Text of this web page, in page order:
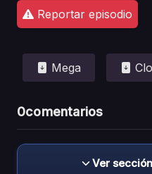
Reportar episodio
Mega
0comentarios
Ver